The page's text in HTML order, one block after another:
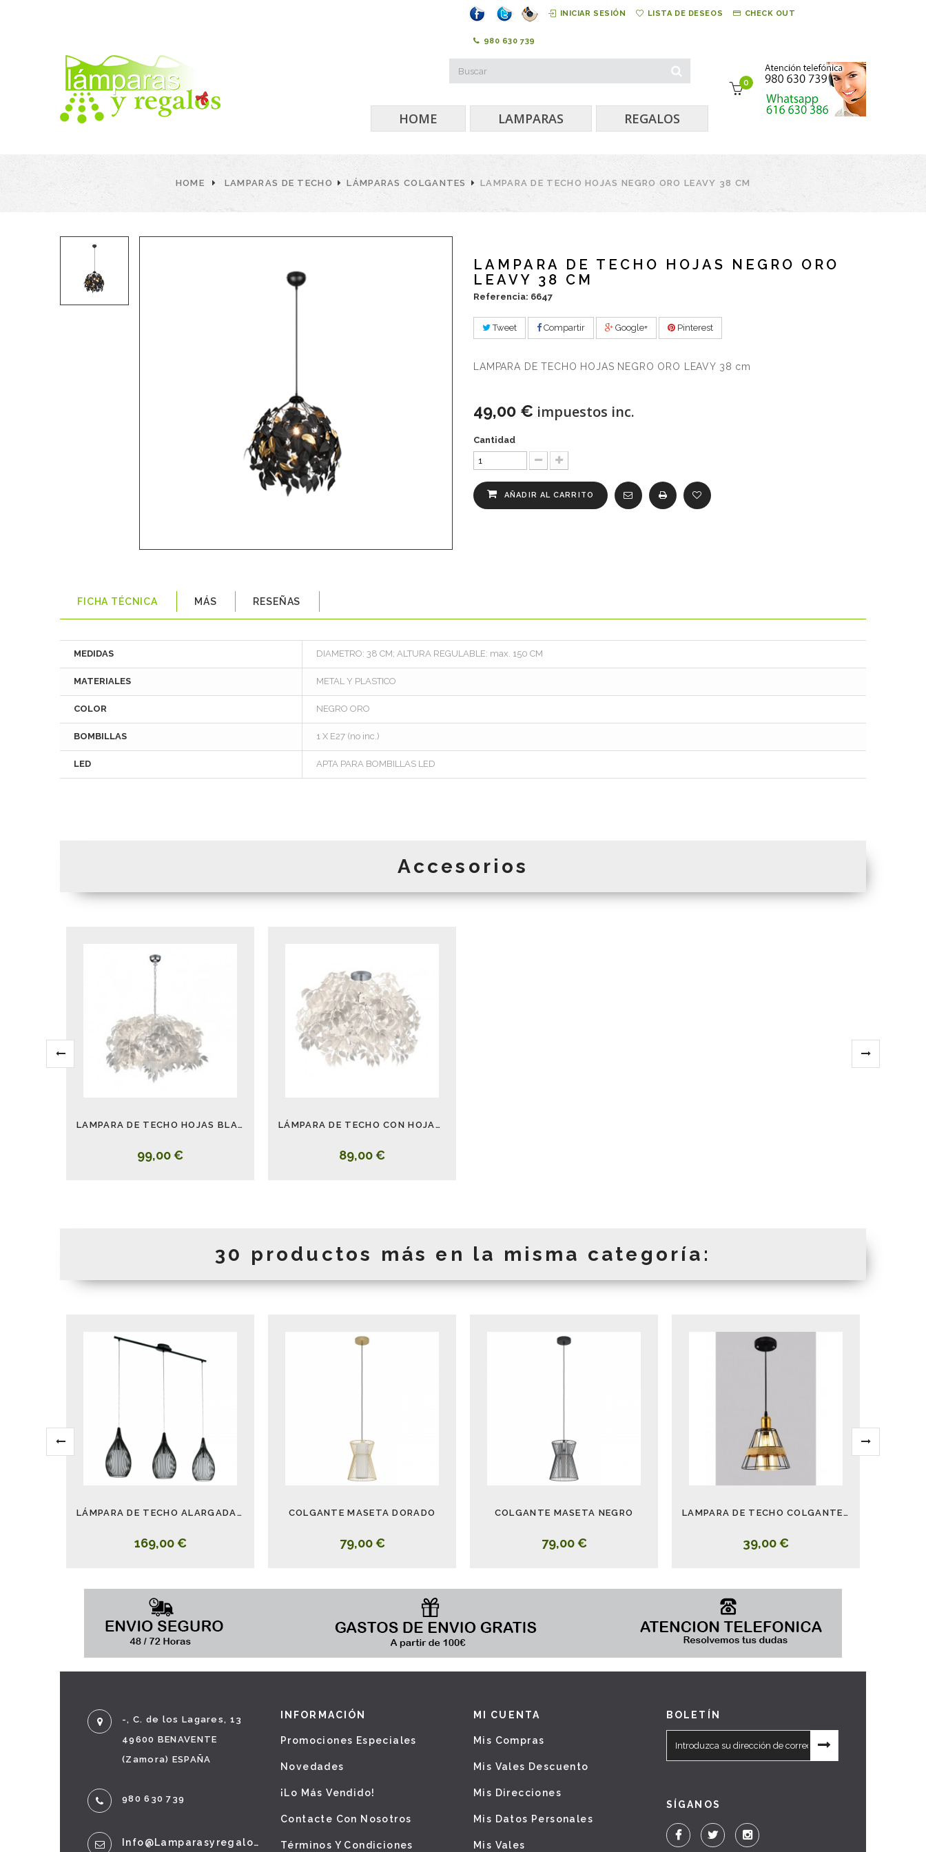
INICIAR SESIÓN LISTA DE DESEOS CHECK OUT
980 630 739
0
HOME LAMPARAS REGALOS
HOME LAMPARAS DE TECHO LÁMPARAS COLGANTES LAMPARA DE TECHO HOJAS NEGRO ORO LEAVY 38 CM
LAMPARA DE TECHO HOJAS NEGRO ORO
LEAVY 38 CM
Referencia: 6647
Tweet Compartir Google+ Pinterest
LAMPARA DE TECHO HOJAS NEGRO ORO LEAVY 38 cm
49,00 € impuestos inc.
Cantidad
AÑADIR AL CARRITO
FICHA TÉCNICA MÁS RESEÑAS
MEDIDAS DIAMETRO: 38 CM; ALTURA REGULABLE: max. 150 CM
MATERIALES METAL Y PLASTICO
COLOR NEGRO ORO
BOMBILLAS 1 X E27 (no inc.)
LED APTA PARA BOMBILLAS LED
Accesorios
LAMPARA DE TECHO HOJAS BLANCAS LEAVY 70 CM
99,00 €
LÁMPARA DE TECHO CON HOJAS BLANCAS LEAVY 70 CM
89,00 €
30 productos más en la misma categoría:
LÁMPARA DE TECHO ALARGADA 3 LUCES RAZONI NEGRO
169,00 €
COLGANTE MASETA DORADO
79,00 €
COLGANTE MASETA NEGRO
79,00 €
LAMPARA DE TECHO COLGANTE CAMPANA METAL CUERDA
39,00 €
-, C. de los Lagares, 13
49600 BENAVENTE
(Zamora) ESPAÑA
980 630 739
Info@lamparasyregalos.es
INFORMACIÓN
Promociones Especiales
Novedades
¡Lo Más Vendido!
Contacte Con Nosotros
Términos Y Condiciones
MI CUENTA
Mis Compras
Mis Vales Descuento
Mis Direcciones
Mis Datos Personales
Mis Vales
BOLETÍN
SÍGANOS